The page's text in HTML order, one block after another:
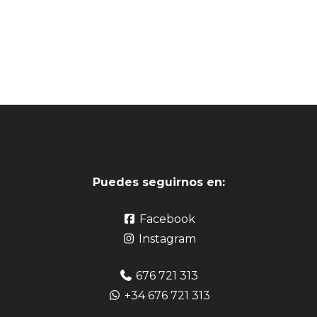
Puedes seguirnos en:
Facebook
Instagram
676 721 313
+34 676 721 313